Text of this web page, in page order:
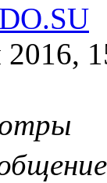
2016,